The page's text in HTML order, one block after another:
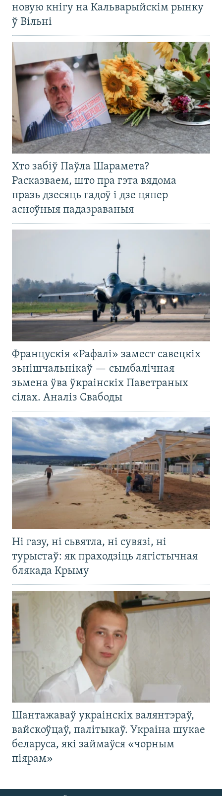
новую кнігу на Кальварыйскім рынку
ў Вільні
Хто забіў Паўла Шарамета?
Расказваем, што пра гэта вядома
празь дзесяць гадоў і дзе цяпер
асноўныя падазраваныя
Францускія «Рафалі» замест савецкіх
зьнішчальнікаў — сымбалічная
зьмена ўва ўкраінскіх Паветраных
сілах. Аналіз Свабоды
Ні газу, ні сьвятла, ні сувязі, ні
турыстаў: як праходзіць лягістычная
блякада Крыму
Шантажаваў украінскіх валянтэраў,
вайскоўцаў, палітыкаў. Украіна шукае
беларуса, які займаўся «чорным
піярам»